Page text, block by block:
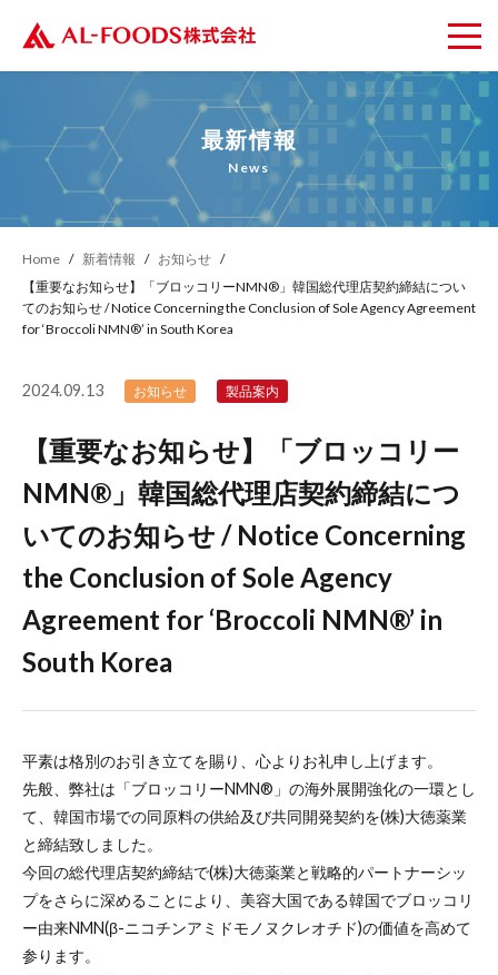
最新情報
News
Home 新着情報
お知らせ
【重要なお知らせ】「ブロッコリーNMN®︎」韓国総代理店契約締結につい
てのお知らせ / Notice Concerning the Conclusion of Sole Agency Agreement
for ‘Broccoli NMN®︎’ in South Korea
2024.09.13 お知らせ 製品案内
【重要なお知らせ】「ブロッコリー
NMN®︎」韓国総代理店契約締結につ
いてのお知らせ / Notice Concerning
the Conclusion of Sole Agency
Agreement for ‘Broccoli NMN®︎’ in
South Korea
平素は格別のお引き立てを賜り、心よりお礼申し上げます。
先般、弊社は「ブロッコリーNMN®︎」の海外展開強化の一環とし
て、韓国市場での同原料の供給及び共同開発契約を(株)大徳薬業
と締結致しました。
今回の総代理店契約締結で(株)大徳薬業と戦略的パートナーシッ
プをさらに深めることにより、美容大国である韓国でブロッコリ
ー由来NMN(β-ニコチンアミドモノヌクレオチド)の価値を高めて
参ります。